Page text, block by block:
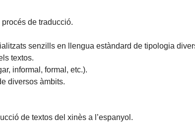
de traducció.
senzills en llengua estàndard de tipologia
textos.
informal, formal, etc.).
diversos àmbits.
de textos del xinès a l’espanyol.